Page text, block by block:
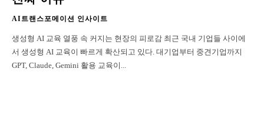
AI트랜스포메이션 인사이트
생성형 AI 교육 열풍 속 커지는 현장의 피로감 최근 국내 기업들 사이에
서 생성형 AI 교육이 빠르게 확산되고 있다. 대기업부터 중견기업까지
GPT, Claude, Gemini 활용 교육이...